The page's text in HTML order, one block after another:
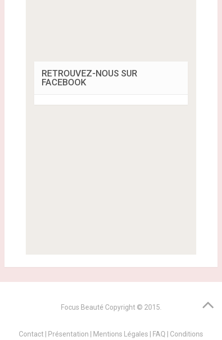
RETROUVEZ-NOUS SUR
FACEBOOK
Focus Beauté Copyright © 2015.
Contact Présentation Mentions Légales FAQ Conditions